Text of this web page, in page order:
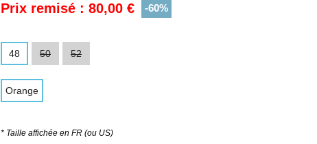
Prix remisé : 80,00 € -60%
48 50 52
Orange
* Taille affichée en FR (ou US)